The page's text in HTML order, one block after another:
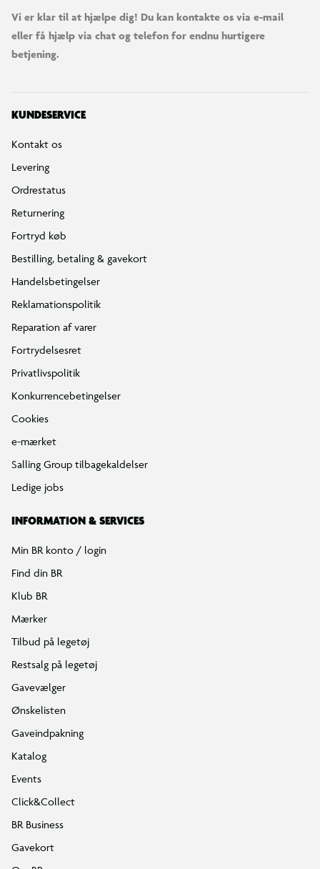
Vi er klar til at hjælpe dig! Du kan kontakte os via e-mail
eller få hjælp via chat og telefon for endnu hurtigere
betjening.
KUNDESERVICE
Kontakt os
Levering
Ordrestatus
Returnering
Fortryd køb
Bestilling, betaling & gavekort
Handelsbetingelser
Reklamationspolitik
Reparation af varer
Fortrydelsesret
Privatlivspolitik
Konkurrencebetingelser
Cookies
e-mærket
Salling Group tilbagekaldelser
Ledige jobs
INFORMATION & SERVICES
Min BR konto / login
Find din BR
Klub BR
Mærker
Tilbud på legetøj
Restsalg på legetøj
Gavevælger
Ønskelisten
Gaveindpakning
Katalog
Events
Click&Collect
BR Business
Gavekort